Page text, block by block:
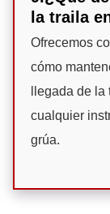
la traila
Ofrecemos
cómo
llegada de
cualquier
grúa.